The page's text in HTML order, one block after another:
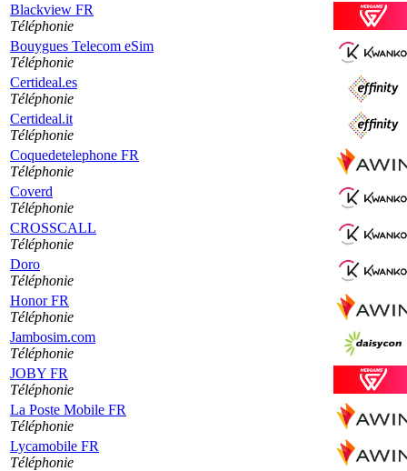
Blackview FR
Téléphonie
Bouygues Telecom eSim
Téléphonie
Certideal.es
Téléphonie
Certideal.it
Téléphonie
Coquedetelephone FR
Téléphonie
Coverd
Téléphonie
CROSSCALL
Téléphonie
Doro
Téléphonie
Honor FR
Téléphonie
Jambosim.com
Téléphonie
JOBY FR
Téléphonie
La Poste Mobile FR
Téléphonie
Lycamobile FR
Téléphonie